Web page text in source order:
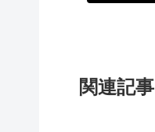
関連記事